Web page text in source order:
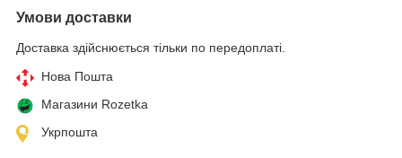
Умови доставки
Доставка здійснюється тільки по передоплаті.
Нова Пошта
Магазини Rozetka
Укрпошта